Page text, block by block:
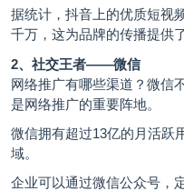
据统计，抖音上的优质短视
千万，这为品牌的传播提供
2、社交王者——微信
网络推广有哪些渠道？微信
是网络推广的重要阵地。
微信拥有超过13亿的月活跃
域。
企业可以通过微信公众号，